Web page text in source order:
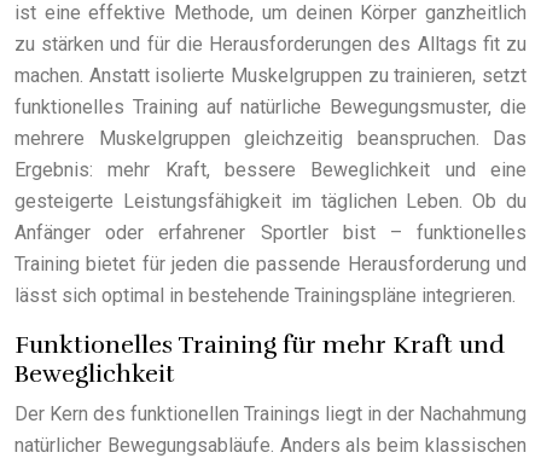
ist eine effektive Methode, um deinen Körper ganzheitlich
zu stärken und für die Herausforderungen des Alltags fit zu
machen. Anstatt isolierte Muskelgruppen zu trainieren, setzt
funktionelles Training auf natürliche Bewegungsmuster, die
mehrere Muskelgruppen gleichzeitig beanspruchen. Das
Ergebnis: mehr Kraft, bessere Beweglichkeit und eine
gesteigerte Leistungsfähigkeit im täglichen Leben. Ob du
Anfänger oder erfahrener Sportler bist – funktionelles
Training bietet für jeden die passende Herausforderung und
lässt sich optimal in bestehende Trainingspläne integrieren.
Funktionelles Training für mehr Kraft und
Beweglichkeit
Der Kern des funktionellen Trainings liegt in der Nachahmung
natürlicher Bewegungsabläufe. Anders als beim klassischen